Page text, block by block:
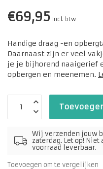
€69,95 Incl. btw
Handige draag -en
Daarnaast zijn er veel
je je bijhorend naaigerief
opbergen en meenemen.
Wij verzenden jouw
zaterdag. Let op!
voorraad leverbaar.
Toevoegen om te vergelijken